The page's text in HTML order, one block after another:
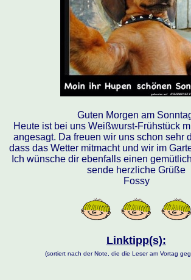
Guten Morgen am
Heute ist bei uns Weißwurst-Frühstück
angesagt. Da freuen wir uns schon sehr
dass das Wetter mitmacht und wir im
Ich wünsche dir ebenfalls einen
sende herzliche Grüße
Fossy
Linktipp(s):
(sortiert nach der Note, die die Leser am Vortag